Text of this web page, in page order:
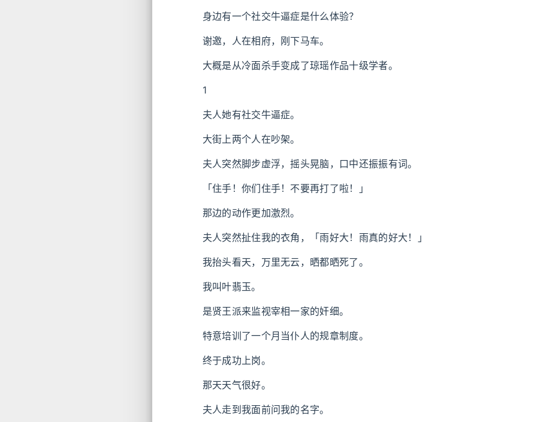
身边有一个社交牛逼症是什么体验？
谢邀，人在相府，刚下马车。
大概是从冷面杀手变成了琼瑶作品十级学者。
1
夫人她有社交牛逼症。
大街上两个人在吵架。
夫人突然脚步虚浮，摇头晃脑，口中还振振有词。
「住手！你们住手！不要再打了啦！」
那边的动作更加激烈。
夫人突然扯住我的衣角，「雨好大！雨真的好大！」
我抬头看天，万里无云，晒都晒死了。
我叫叶翡玉。
是贤王派来监视宰相一家的奸细。
特意培训了一个月当仆人的规章制度。
终于成功上岗。
那天天气很好。
夫人走到我面前问我的名字。